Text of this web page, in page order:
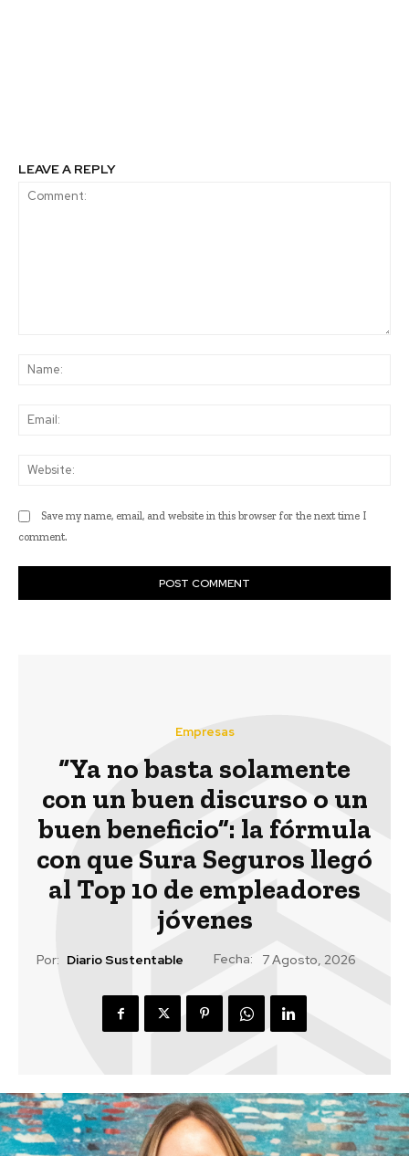
LEAVE A REPLY
Save my name, email, and website in this browser for the next time I
comment.